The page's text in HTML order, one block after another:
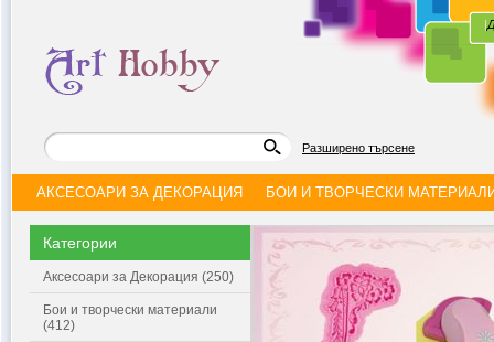
|
Разширено търсене
АКСЕСОАРИ ЗА ДЕКОРАЦИЯ БОИ И ТВОРЧЕСКИ
Категории
Аксесоари за Декорация (250)
Бои и творчески материали
(412)